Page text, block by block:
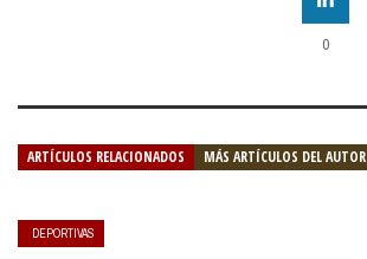
0
ARTÍCULOS RELACIONADOS MÁS ARTÍCULOS DEL AUTOR
DEPORTIVAS